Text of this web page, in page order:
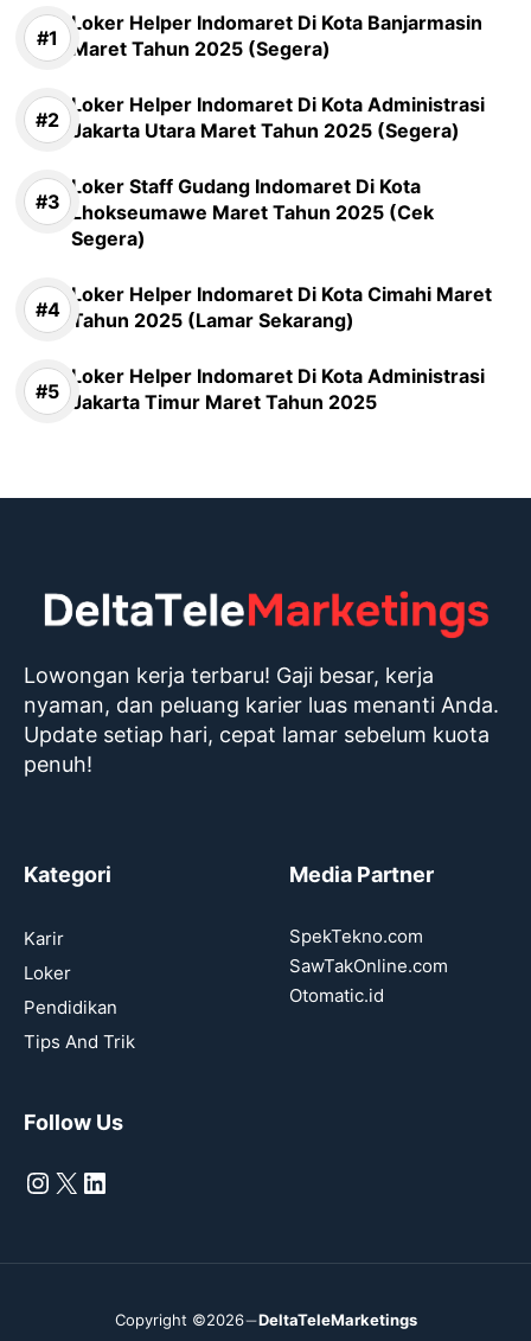
Loker Helper Indomaret Di Kota Banjarmasin
Maret Tahun 2025 (Segera)
Loker Helper Indomaret Di Kota Administrasi
Jakarta Utara Maret Tahun 2025 (Segera)
Loker Staff Gudang Indomaret Di Kota
Lhokseumawe Maret Tahun 2025 (Cek
Segera)
Loker Helper Indomaret Di Kota Cimahi Maret
Tahun 2025 (Lamar Sekarang)
Loker Helper Indomaret Di Kota Administrasi
Jakarta Timur Maret Tahun 2025
Lowongan kerja terbaru! Gaji besar, kerja
nyaman, dan peluang karier luas menanti Anda.
Update setiap hari, cepat lamar sebelum kuota
penuh!
Kategori
Karir
Loker
Pendidikan
Tips And Trik
Media Partner
SpekTekno.com
SawTakOnline.com
Otomatic.id
Follow Us
Instagram
X LinkedIn
Copyright ©2026 DeltaTeleMarketings